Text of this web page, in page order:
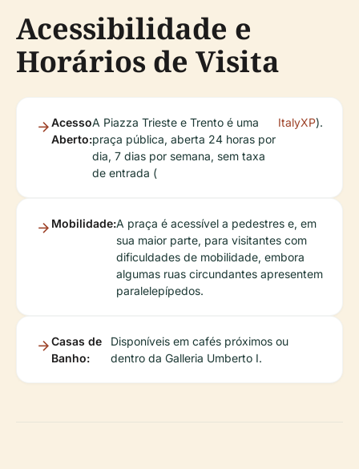
Acessibilidade e
Horários de Visita
Acesso
Aberto:
A Piazza Trieste e Trento é uma
praça pública, aberta 24 horas por
dia, 7 dias por semana, sem taxa
de entrada (
ItalyXP).
Mobilidade:A praça é acessível a pedestres e, em
sua maior parte, para visitantes com
dificuldades de mobilidade, embora
algumas ruas circundantes apresentem
paralelepípedos.
Casas de
Banho:
Disponíveis em cafés próximos ou
dentro da Galleria Umberto I.